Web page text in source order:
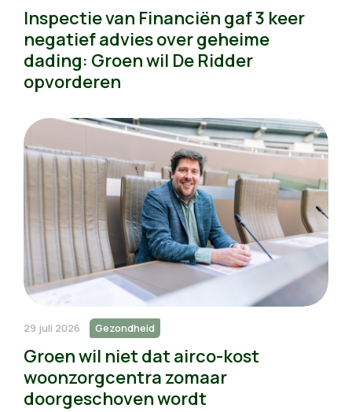
Inspectie van Financiën gaf 3 keer
negatief advies over geheime
dading: Groen wil De Ridder
opvorderen
29 juli 2026 Gezondheid
Groen wil niet dat airco-kost
woonzorgcentra zomaar
doorgeschoven wordt